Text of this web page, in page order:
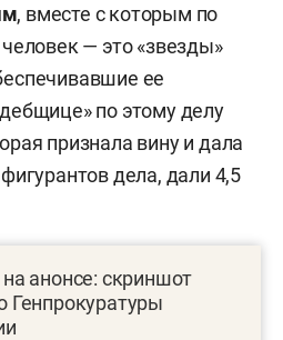
, вместе с которым по
— это «звезды»
ее
по этому делу
признала вину и дала
дела, дали 4,5
анонсе: скриншот
Генпрокуратуры